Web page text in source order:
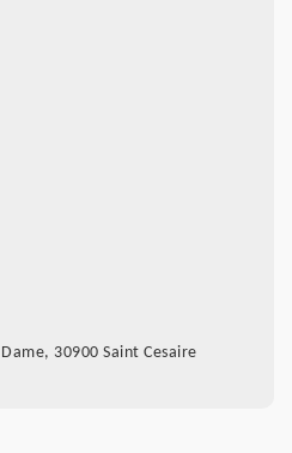
30900 Saint Cesaire